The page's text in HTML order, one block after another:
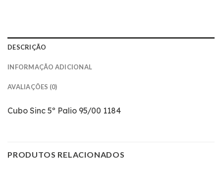
DESCRIÇÃO
INFORMAÇÃO ADICIONAL
AVALIAÇÕES (0)
Cubo Sinc 5º Palio 95/00 1184
PRODUTOS RELACIONADOS